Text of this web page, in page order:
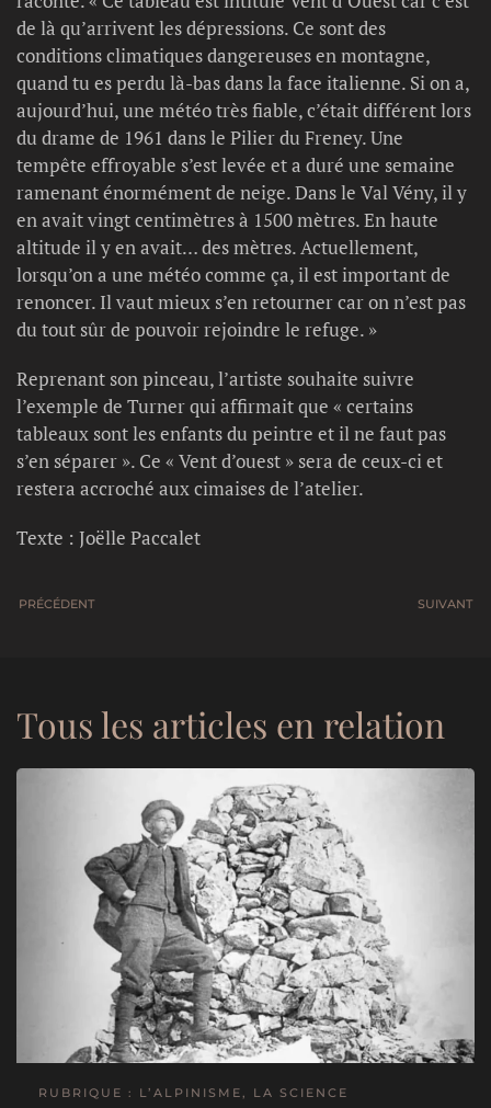
de là qu’arrivent les dépressions. Ce sont des
conditions climatiques dangereuses en montagne,
quand tu es perdu là-bas dans la face italienne. Si on a,
aujourd’hui, une météo très fiable, c’était différent lors
du drame de 1961 dans le Pilier du Freney. Une
tempête effroyable s’est levée et a duré une semaine
ramenant énormément de neige. Dans le Val Vény, il y
en avait vingt centimètres à 1500 mètres. En haute
altitude il y en avait… des mètres. Actuellement,
lorsqu’on a une météo comme ça, il est important de
renoncer. Il vaut mieux s’en retourner car on n’est pas
du tout sûr de pouvoir rejoindre le refuge. »
Reprenant son pinceau, l’artiste souhaite suivre
l’exemple de Turner qui affirmait que « certains
tableaux sont les enfants du peintre et il ne faut pas
s’en séparer ». Ce « Vent d’ouest » sera de ceux-ci et
restera accroché aux cimaises de l’atelier.
Texte : Joëlle Paccalet
PRÉCÉDENT SUIVANT
Tous les articles en relation
RUBRIQUE : L’ALPINISME, LA SCIENCE